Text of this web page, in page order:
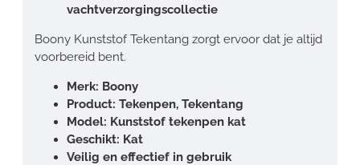
vachtverzorgingscollectie
Boony Kunststof Tekentang zorgt ervoor dat je altijd
voorbereid bent.
Merk: Boony
Product: Tekenpen, Tekentang
Model: Kunststof tekenpen kat
Geschikt: Kat
Veilig en effectief in gebruik